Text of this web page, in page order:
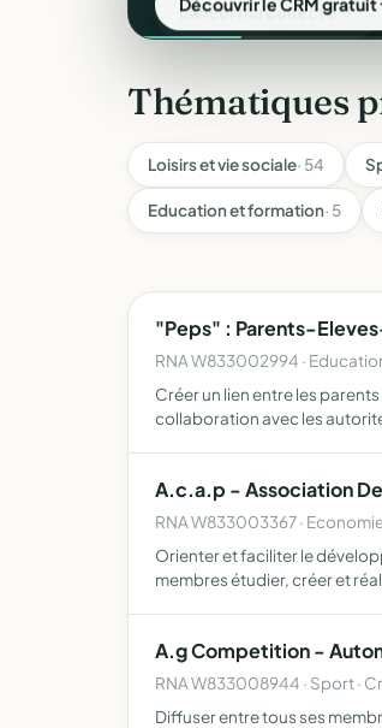
Thématiques
Loisirs et vie sociale· 54
Education et formation· 5
"Peps" : Parents-
RNA W833002994 ·
Créer un lien entre les
collaboration avec les
A.c.a.p - Association
RNA W833003367 ·
Orienter et faciliter le
membres étudier, créer et
A.g Competition -
RNA W833008944 · Sport ·
Diffuser entre tous ses